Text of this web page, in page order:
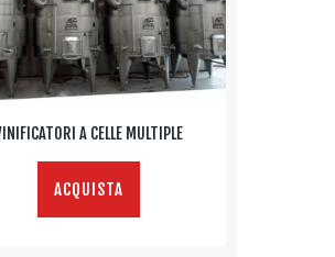
A CELLE MULTIPLE
ACQUISTA